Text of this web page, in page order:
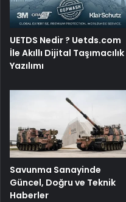
UETDS Nedir ? Uetds.com
İle Akıllı Dijital Taşımacılık
Yazılımı
Savunma Sanayinde
Güncel, Doğru ve Teknik
Haberler